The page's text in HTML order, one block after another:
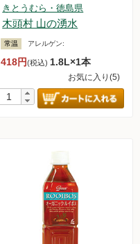
きとうむら・徳島県
木頭村 山の湧水
常温 アレルゲン:
418円(税込) 1.8L×1本
お気に入り(5)